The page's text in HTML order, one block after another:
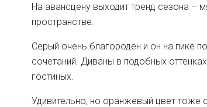
На авансцену выходит тренд сезона –
пространстве.
Серый очень благороден и он на пике
сочетаний. Диваны в подобных
гостиных.
Удивительно, но оранжевый цвет тоже